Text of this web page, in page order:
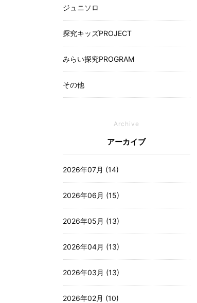
ジュニソロ
探究キッズPROJECT
みらい探究PROGRAM
その他
Archive
アーカイブ
2026年07月 (14)
2026年06月 (15)
2026年05月 (13)
2026年04月 (13)
2026年03月 (13)
2026年02月 (10)